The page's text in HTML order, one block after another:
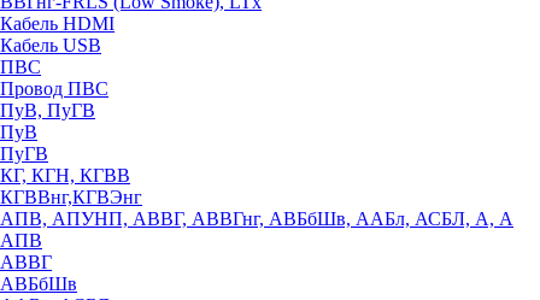
Кабель HDMI
Кабель USB
ПВС
Провод ПВС
ПуВ, ПуГВ
ПуВ
ПуГВ
КГ, КГН, КГВВ
КГВВнг,КГВЭнг
АПВ, АПУНП, АВВГ, АВВГнг, АВБбШв, ААБл, АСБЛ, А, А
АПВ
АВВГ
АВБбШв